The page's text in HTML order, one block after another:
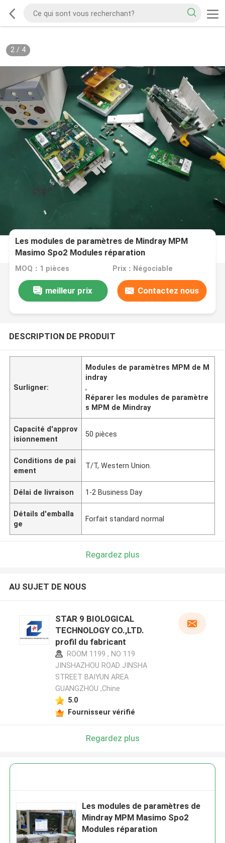
2/ 4
Les modules de paramètres de Mindray MPM
Masimo Spo2 Modules réparation
MOQ：1 pièces Prix：Négociable
meilleur prix Contactez nous
DESCRIPTION DE PRODUIT
Surligner:
Modules de paramètres MPM de M
indray
,
Réparer les modules de paramètre
s MPM de Mindray
Capacité d'approv
isionnement
50 pièces
Conditions de pai
ement
T/T, Western Union.
Délai de livraison 1-2 Business Day
Détails d'emballa
ge
Forfait standard normal
Regardez plus
AU SUJET DE NOUS
STAR 9 BIOLOGICAL
TECHNOLOGY CO.,LTD.
profil du fabricant
ROOM 1199 , NO 119
JINSHAZHOU ROAD JINSHA
STREET BAIYUN AREA
GUANGZHOU ,Chine
5.0
Fournisseur vérifié
Regardez plus
Les modules de paramètres de
Mindray MPM Masimo Spo2
Modules réparation